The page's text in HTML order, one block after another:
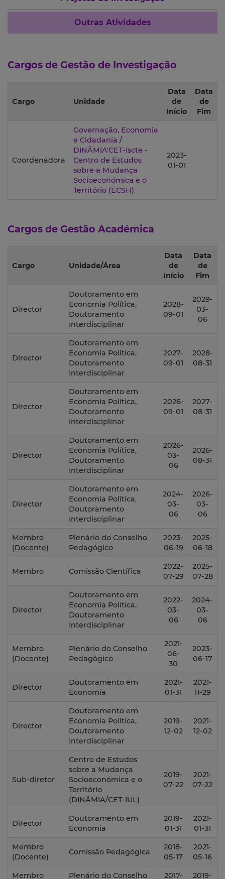
Outras Atividades
Cargos de Gestão de Investigação
Cargo Unidade
Data
de
Início
Data
de
Fim
Coordenadora
Governação, Economia
e Cidadania /
DINÂMIA'CET-Iscte -
Centro de Estudos
sobre a Mudança
Socioeconómica e o
Território (ECSH)
2023-
01-01
Cargos de Gestão Académica
Cargo Unidade/Área
Data
de
Início
Data
de
Fim
Director
Doutoramento em
Economia Política,
Doutoramento
Interdisciplinar
2028-
09-01
2029-
03-
06
Director
Doutoramento em
Economia Política,
Doutoramento
Interdisciplinar
2027-
09-01
2028-
08-31
Director
Doutoramento em
Economia Política,
Doutoramento
Interdisciplinar
2026-
09-01
2027-
08-31
Director
Doutoramento em
Economia Política,
Doutoramento
Interdisciplinar
2026-
03-
06
2026-
08-31
Director
Doutoramento em
Economia Política,
Doutoramento
Interdisciplinar
2024-
03-
06
2026-
03-
06
Membro
(Docente)
Plenário do Conselho
Pedagógico
2023-
06-19
2025-
06-18
Membro Comissão Científica
2022-
07-29
2025-
07-28
Director
Doutoramento em
Economia Política,
Doutoramento
Interdisciplinar
2022-
03-
06
2024-
03-
06
Membro
(Docente)
Plenário do Conselho
Pedagógico
2021-
06-
30
2023-
06-17
Director
Doutoramento em
Economia
2021-
01-31
2021-
11-29
Director
Doutoramento em
Economia Política,
Doutoramento
Interdisciplinar
2019-
12-02
2021-
12-02
Sub-diretor
Centro de Estudos
sobre a Mudança
Socioeconómica e o
Território
(DINÂMIA/CET-IUL)
2019-
07-22
2021-
07-22
Director
Doutoramento em
Economia
2019-
01-31
2021-
01-31
Membro
(Docente)
Comissão Pedagógica
2018-
05-17
2021-
05-16
Membro Plenário do Conselho 2017- 2019-